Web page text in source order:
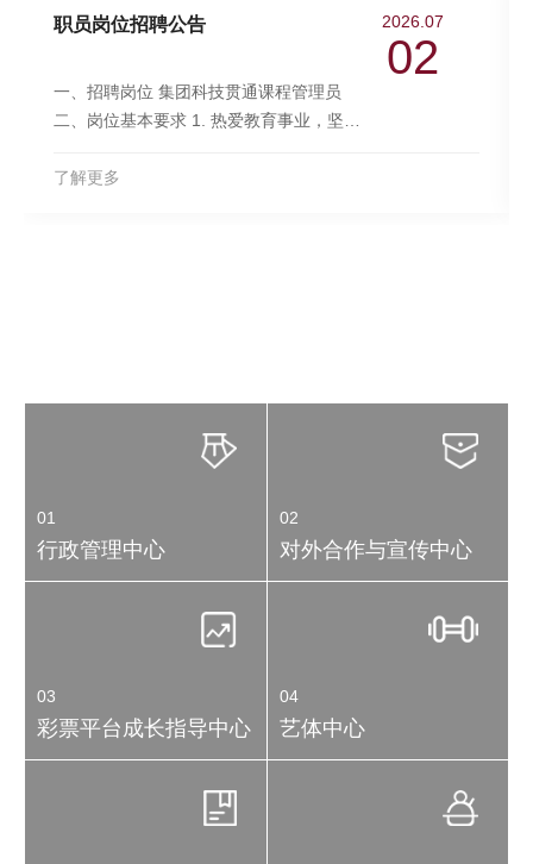
职员岗位招聘公告
一、招聘岗位 集团科技贯通课程管理员
二、岗位基本要求 1. 热爱教育事业，坚决
期深耕一线教育教学与课程研发工作。 3.
2026.07
02
了解更多
01
行政管理中心
02
对外合作与宣传中心
03
彩票平台成长指导中心
04
艺体中心